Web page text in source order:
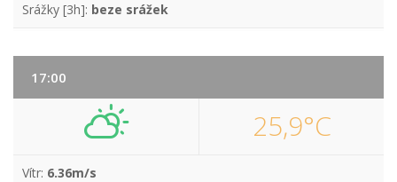
Srážky [3h]: beze srážek
17:00
25,9°C
Vítr: 6.36m/s